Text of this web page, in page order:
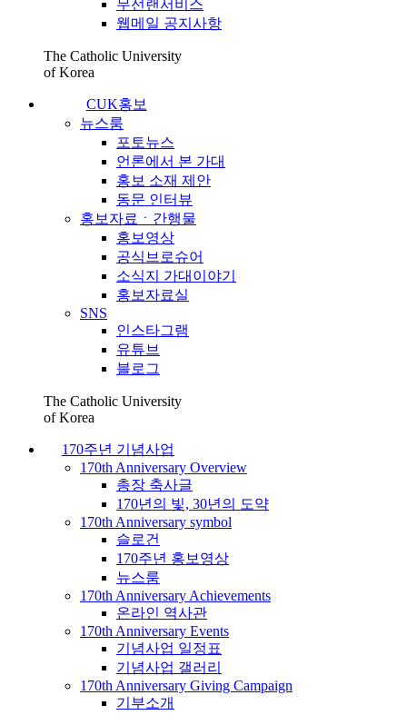
무선랜서비스
웹메일 공지사항
The Catholic University
of Korea
CUK홍보
뉴스룸
포토뉴스
언론에서 본 가대
홍보 소재 제안
동문 인터뷰
홍보자료ㆍ간행물
홍보영상
공식브로슈어
소식지 가대이야기
홍보자료실
SNS
인스타그램
유튜브
블로그
The Catholic University
of Korea
170주년 기념사업
170th Anniversary Overview
총장 축사글
170년의 빛, 30년의 도약
170th Anniversary symbol
슬로건
170주년 홍보영상
뉴스룸
170th Anniversary Achievements
온라인 역사관
170th Anniversary Events
기념사업 일정표
기념사업 갤러리
170th Anniversary Giving Campaign
기부소개